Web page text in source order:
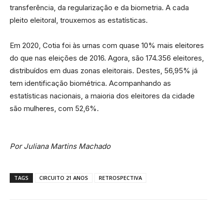
transferência, da regularização e da biometria. A cada
pleito eleitoral, trouxemos as estatísticas.
Em 2020, Cotia foi às urnas com quase 10% mais eleitores
do que nas eleições de 2016. Agora, são 174.356 eleitores,
distribuídos em duas zonas eleitorais. Destes, 56,95% já
tem identificação biométrica. Acompanhando as
estatísticas nacionais, a maioria dos eleitores da cidade
são mulheres, com 52,6%.
Por Juliana Martins Machado
TAGS CIRCUITO 21 ANOS RETROSPECTIVA